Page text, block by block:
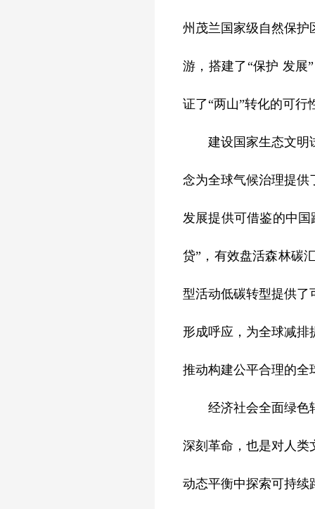
州茂兰国家级自然保护
游，搭建了“保护 发展
证了“两山”转化的可
建设国家生态文明试
念为全球气候治理提供
发展提供可借鉴的中
贷”，有效盘活森林碳
型活动低碳转型提供了
形成呼应，为全球减排
推动构建公平合理的全
经济社会全面绿色转
深刻革命，也是对人类
动态平衡中探索可持续